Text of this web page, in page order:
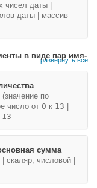
чисел даты
даты
массив
в виде пар имя-
развернуть все
(значение по
число от 0 к 13
13
сумма
скаляр, числовой